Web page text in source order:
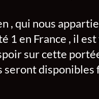
, qui nous
1 en France , il
sur cette
seront disponibles